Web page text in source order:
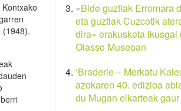
(1948).
«Bide guztiak Erromara
eta guztiak Cuzcotik
dira» erakusketa ikusgai
Oiasso Museoan
‘Braderie – Merkatu
azokaren 40. edizioa
du Mugan elkarteak